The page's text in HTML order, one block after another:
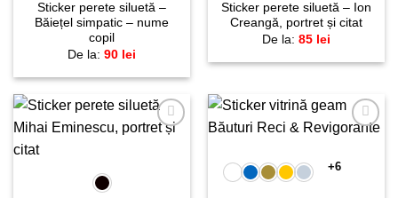
Sticker perete siluetă –
Băiețel simpatic – nume
copil
De la: 90 lei
Sticker perete siluetă – Ion
Creangă, portret și citat
De la: 85 lei
favorite!
+6